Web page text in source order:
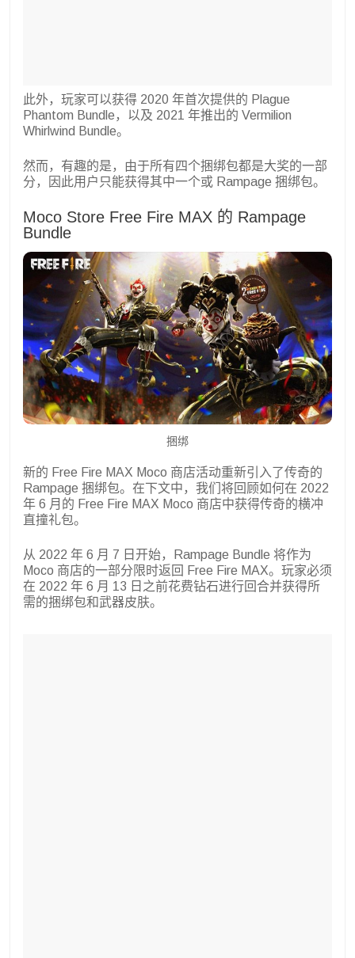
此外，玩家可以获得 2020 年首次提供的 Plague
Phantom Bundle，以及 2021 年推出的 Vermilion
Whirlwind Bundle。
然而，有趣的是，由于所有四个捆绑包都是大奖的一部
分，因此用户只能获得其中一个或 Rampage 捆绑包。
Moco Store Free Fire MAX 的 Rampage
Bundle
捆绑
新的 Free Fire MAX Moco 商店活动重新引入了传奇的
Rampage 捆绑包。在下文中，我们将回顾如何在 2022
年 6 月的 Free Fire MAX Moco 商店中获得传奇的横冲
直撞礼包。
从 2022 年 6 月 7 日开始，Rampage Bundle 将作为
Moco 商店的一部分限时返回 Free Fire MAX。玩家必须
在 2022 年 6 月 13 日之前花费钻石进行回合并获得所
需的捆绑包和武器皮肤。